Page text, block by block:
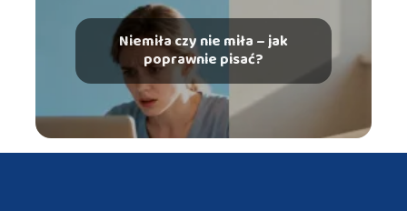
Niemiła czy nie miła – jak
poprawnie pisać?